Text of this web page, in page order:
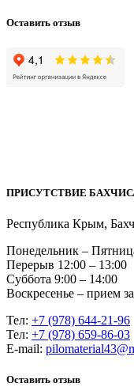
Оставить отзыв
ПРИСУТСТВИЕ
Республика Крым,
Понедельник –
Перерыв 12:00 – 13:00
Суббота 9:00 – 14:00
Воскресенье – прием
Тел: +7 (978) 644-21-96
Тел: +7 (978) 659-86-03
Е-mail:
Оставить отзыв